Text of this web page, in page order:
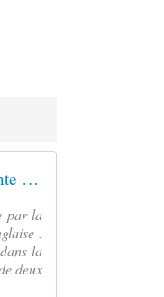
La gouvernante royale de Wendy Holden (éditions AlbinMichel)
par la
.
la
deux